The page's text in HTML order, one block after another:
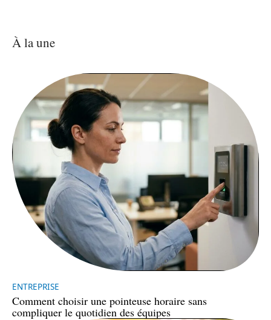
À la une
ENTREPRISE
Comment choisir une pointeuse horaire sans
compliquer le quotidien des équipes